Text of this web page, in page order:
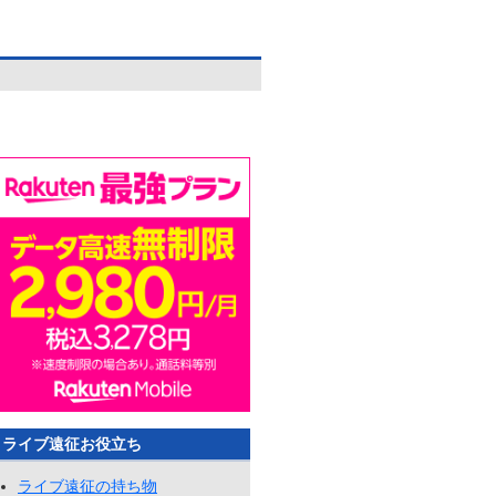
ライブ遠征お役立ち
ライブ遠征の持ち物